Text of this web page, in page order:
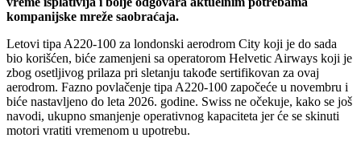
kompanijske mreže saobraćaja.
Letovi tipa A220-100 za londonski aerodrom City koji je do sada
bio korišćen, biće zamenjeni sa operatorom Helvetic Airways koji je
zbog osetljivog prilaza pri sletanju takođe sertifikovan za ovaj
aerodrom. Fazno povlačenje tipa A220-100 započeće u novembru i
biće nastavljeno do leta 2026. godine. Swiss ne očekuje, kako se još
navodi, ukupno smanjenje operativnog kapaciteta jer će se skinuti
motori vratiti vremenom u upotrebu.